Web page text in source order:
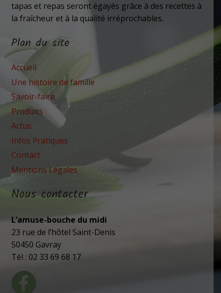
tapas et repas seront égayés grâce à des recettes à
la fraîcheur et à la qualité irréprochables.
Plan du site
Accueil
Une histoire de famille
Savoir-faire
Produits
Actus
Infos Pratiques
Contact
Mentions Légales
Nous contacter
L’amuse-bouche du midi
23 rue de l’hôtel Saint-Denis
50450 Gavray
Tél : 02 33 69 68 17